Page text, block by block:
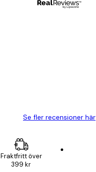
Se fler recensioner här
Fraktfritt över
399 kr